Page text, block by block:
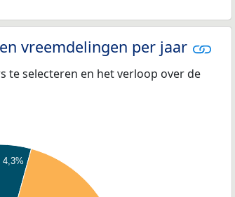
vreemdelingen per jaar
te selecteren en het verloop over de
4,3%